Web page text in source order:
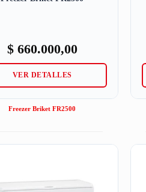
$660.000,00
VER DETALLES
Freezer Briket FR2500